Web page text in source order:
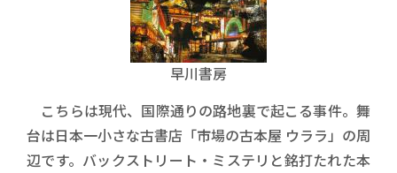
早川書房
こちらは現代、国際通りの路地裏で起こる事件。舞
台は日本一小さな古書店「市場の古本屋 ウララ」の周
辺です。バックストリート・ミステリと銘打たれた本